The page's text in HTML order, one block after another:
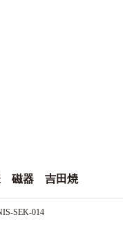
磁器 吉田焼
SEK-014